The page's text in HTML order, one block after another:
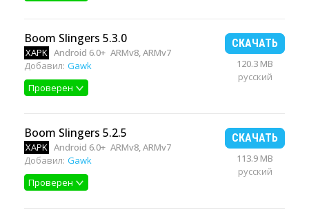
Boom Slingers 5.3.0
XAPK Android 6.0+ ARMv8, ARMv7
Добавил: Gawk
Проверен
СКАЧАТЬ
120.3 MB
русский
Boom Slingers 5.2.5
XAPK Android 6.0+ ARMv8, ARMv7
Добавил: Gawk
Проверен
СКАЧАТЬ
113.9 MB
русский